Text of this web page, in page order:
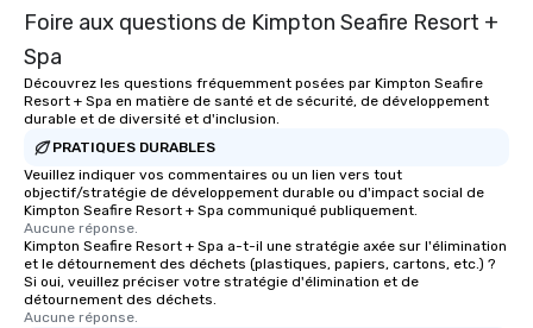
Foire aux questions de Kimpton Seafire Resort +
Spa
Découvrez les questions fréquemment posées par Kimpton Seafire
Resort + Spa en matière de santé et de sécurité, de développement
durable et de diversité et d'inclusion.
PRATIQUES DURABLES
Veuillez indiquer vos commentaires ou un lien vers tout
objectif/stratégie de développement durable ou d'impact social de
Kimpton Seafire Resort + Spa communiqué publiquement.
Aucune réponse.
Kimpton Seafire Resort + Spa a-t-il une stratégie axée sur l'élimination
et le détournement des déchets (plastiques, papiers, cartons, etc.) ?
Si oui, veuillez préciser votre stratégie d'élimination et de
détournement des déchets.
Aucune réponse.